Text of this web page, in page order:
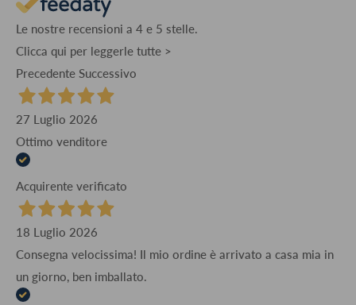
Le nostre recensioni a 4 e 5 stelle.
Clicca qui per leggerle tutte >
Precedente Successivo
27 Luglio 2026
Ottimo venditore
Acquirente verificato
18 Luglio 2026
Consegna velocissima! Il mio ordine è arrivato a casa mia in
un giorno, ben imballato.